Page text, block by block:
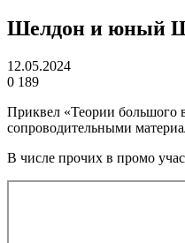
Шелдон и юный
12.05.2024
0 189
Приквел «Теории большого
сопроводительными
В числе прочих в промо